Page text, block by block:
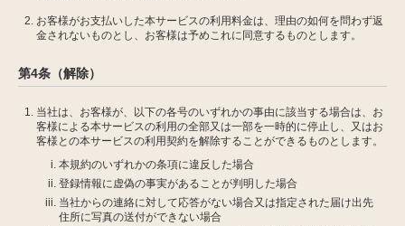
お客様がお支払いした本サービスの利用料金は、理由の如何を問わず返
金されないものとし、お客様は予めこれに同意するものとします。
第4条（解除）
当社は、お客様が、以下の各号のいずれかの事由に該当する場合は、お
客様による本サービスの利用の全部又は一部を一時的に停止し、又はお
客様との本サービスの利用契約を解除することができるものとします。
本規約のいずれかの条項に違反した場合
登録情報に虚偽の事実があることが判明した場合
当社からの連絡に対して応答がない場合又は指定された届け出先
住所に写真の送付ができない場合